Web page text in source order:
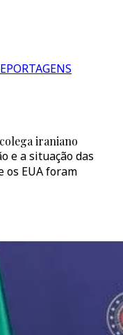
iraniano
e a situação das
os EUA foram